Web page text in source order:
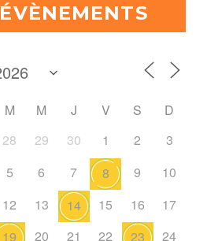
ÉVÈNEMENTS
M M J V S
D
28 29 30 1 2
3
5 6 7 8 9
10
12 13 14 15 16
17
19 20 21 22 23
24